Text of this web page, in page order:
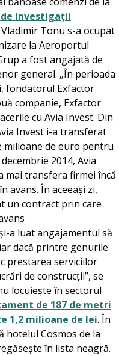
Investigații
Tonu s-a ocupat
la Aeroportul
a fost angajată de
general. „În perioada
fondatorul Exfactor
companie, Exfactor
cu Avia Invest. Din
Invest i-a transferat
milioane de euro pentru
2014, Avia
mai transfera firmei încă
avans. În aceeași zi,
un contract prin care
a luat angajamentul să
dacă printre genurile
prestarea serviciilor
de construcții”, se
locuiește în sectorul
de 187 de metri
1,2 milioane de lei. În
hotelul Cosmos de la
în lista neagră.